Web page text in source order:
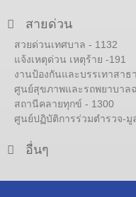
สายด่วน
สวยด่วนเทศบาล - 1132
แจ้งเหตุด่วน เหตุร้าย -191
งานป้องกันและบรรเทาสา
ศูนย์สุขภาพและรถพยาบาล
สถานีคลายทุกข์ - 1300
ศูนย์ปฏิบัติการร่วมตำรวจ-มู
อื่นๆ